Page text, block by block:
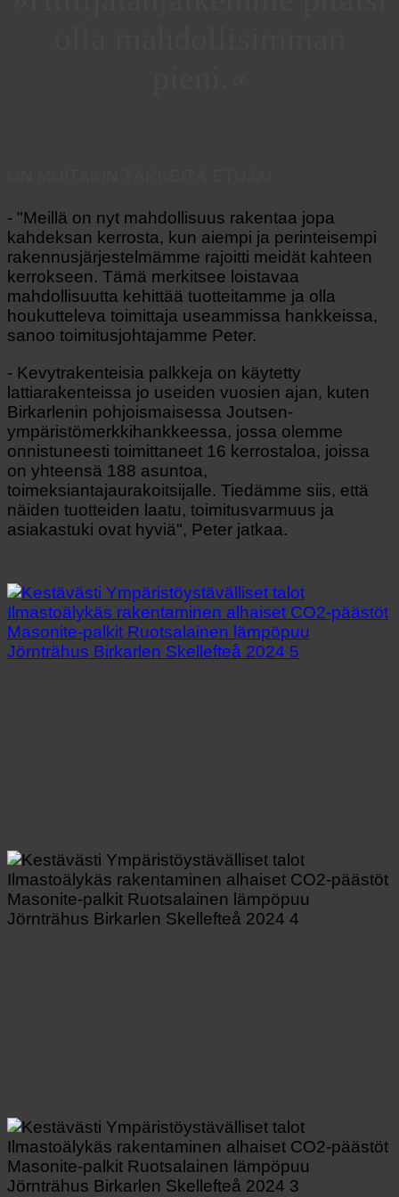
- "Meillä on nyt mahdollisuus rakentaa jopa
kahdeksan kerrosta, kun aiempi ja perinteisempi
rakennusjärjestelmämme rajoitti meidät kahteen
kerrokseen. Tämä merkitsee loistavaa
mahdollisuutta kehittää tuotteitamme ja olla
houkutteleva toimittaja useammissa hankkeissa,
sanoo toimitusjohtajamme Peter.
- Kevytrakenteisia palkkeja on käytetty
lattiarakenteissa jo useiden vuosien ajan, kuten
Birkarlenin pohjoismaisessa Joutsen-
ympäristömerkkihankkeessa, jossa olemme
onnistuneesti toimittaneet 16 kerrostaloa, joissa
on yhteensä 188 asuntoa,
toimeksiantajaurakoitsijalle. Tiedämme siis, että
näiden tuotteiden laatu, toimitusvarmuus ja
asiakastuki ovat hyviä", Peter jatkaa.